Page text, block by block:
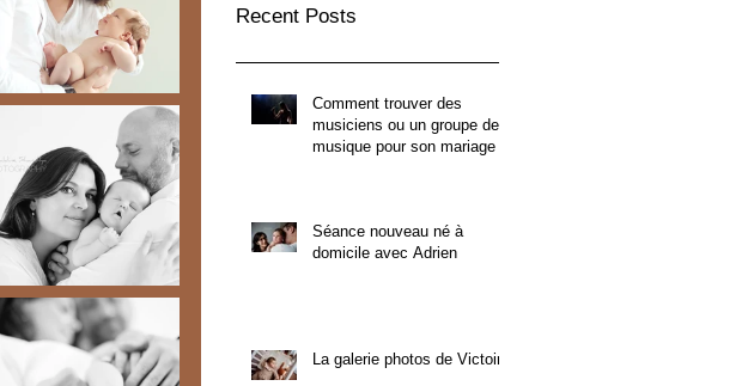
Recent Posts
Comment trouver des
musiciens ou un groupe de
musique pour son mariage ?
Séance nouveau né à
domicile avec Adrien
La galerie photos de Victoire